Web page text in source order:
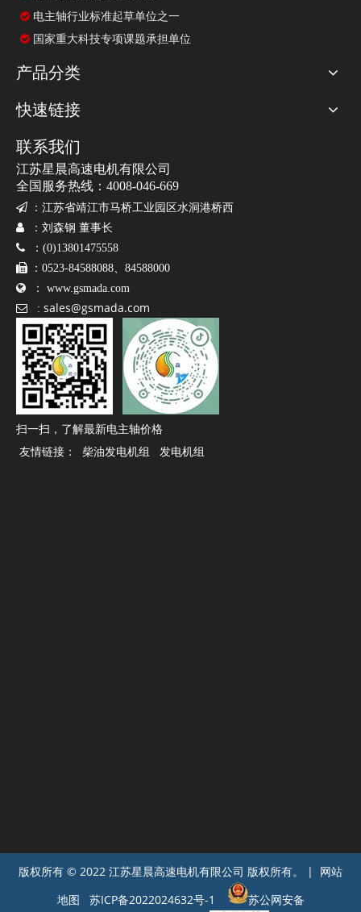
最大功率（kW）
额定扭矩S1/S6(40%)（Nm）
最大扭矩（Nm）
电机极数
编码器
法兰安装尺寸（mm）
冷却形式及介质
轴孔跳动（μm）
重量（Kg）
下一条:
免费获取产品报价
我们的工作人员将会在24小时之内联系您，如果需要其他服
务，欢迎拨打 服务热线： 15252619591
产品咨询
 电主轴行业标准起草单位之一
 国家重大科技专项课题承担单位
产品分类
快速链接
联系我们
江苏星晨高速电机有限公司
全国服务热线：4008-046-669
 ： 江苏省靖江市马桥工业园区水洞港桥西
 ：刘森钢 董事长
 ：(0)13801475558
 ：0523-84588088、84588000
 ： www.gsmada.com
 : sales@gsmada.com
扫一扫，了解最新电主轴价格
友情链接：
柴油发电机组 发电机组
版权所有 © 2022 江苏星晨高速电机有限公司 版权所有。 | 网站
地图 苏ICP备2022024632号-1 苏公网安备